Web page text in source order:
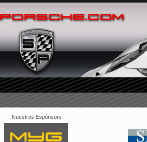
Nuestros Espónsors